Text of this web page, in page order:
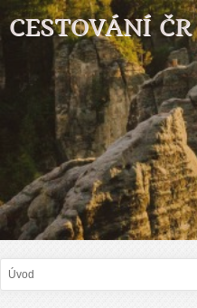
CESTOVÁNÍ ČR
Úvod